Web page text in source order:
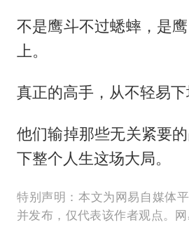
不是鹰斗不过蟋蟀，是
上。
真正的高手，从不轻易下
他们输掉那些无关紧要
下整个人生这场大局。
特别声明：本文为网易自媒体
并发布，仅代表该作者观点。